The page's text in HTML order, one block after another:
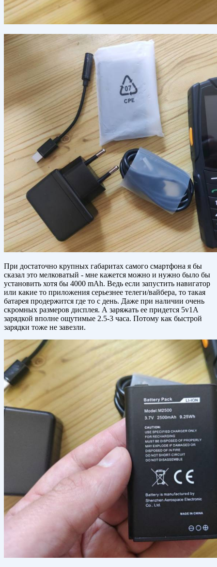
При достаточно крупных габаритах самого смартфона я бы
сказал это мелковатый - мне кажется можно и нужно было бы
установить хотя бы 4000 mAh. Ведь если запустить навигатор
или какие то приложения серьезнее телеги/вайбера, то такая
батарея продержится где то с день. Даже при наличии очень
скромных размеров дисплея. А заряжать ее придется 5v1А
зарядкой вполне ощутимые 2.5-3 часа. Потому как быстрой
зарядки тоже не завезли.